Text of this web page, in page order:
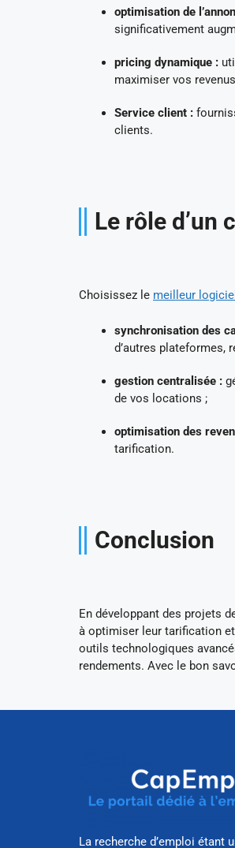
optimisation de
significativement
pricing dynamique :
maximiser vos
Service client :
clients.
Le rôle d’un
Choisissez le meilleur
synchronisation des
d’autres plateformes,
gestion centralisée :
de vos locations ;
optimisation des
tarification.
Conclusion
En développant des projets
à optimiser leur tarification
outils technologiques
rendements. Avec le bon
La recherche d’emploi étant